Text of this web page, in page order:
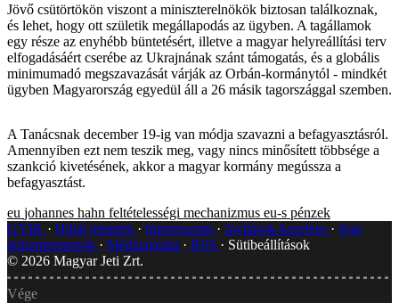
Jövő csütörtökön viszont a miniszterelnökök biztosan találkoznak,
és lehet, hogy ott születik megállapodás az ügyben. A tagállamok
egy része az enyhébb büntetésért, illetve a magyar helyreállítási terv
elfogadásáért cserébe az Ukrajnának szánt támogatás, és a globális
minimumadó megszavazását várják az Orbán-kormánytól - mindkét
ügyben Magyarország egyedül áll a 26 másik tagországgal szemben.
A Tanácsnak december 19-ig van módja szavazni a befagyasztásról.
Amennyiben ezt nem teszik meg, vagy nincs minősített többsége a
szankció kivetésének, akkor a magyar kormány megússza a
befagyasztást.
eu johannes hahn feltételességi mechanizmus eu-s pénzek
GYIK
Hibát jelentek Impresszum Javítások kezelése
Jogi
dokumentumok
Médiaajánlat RSS
Sütibeállítások
© 2026 Magyar Jeti Zrt.
Vége